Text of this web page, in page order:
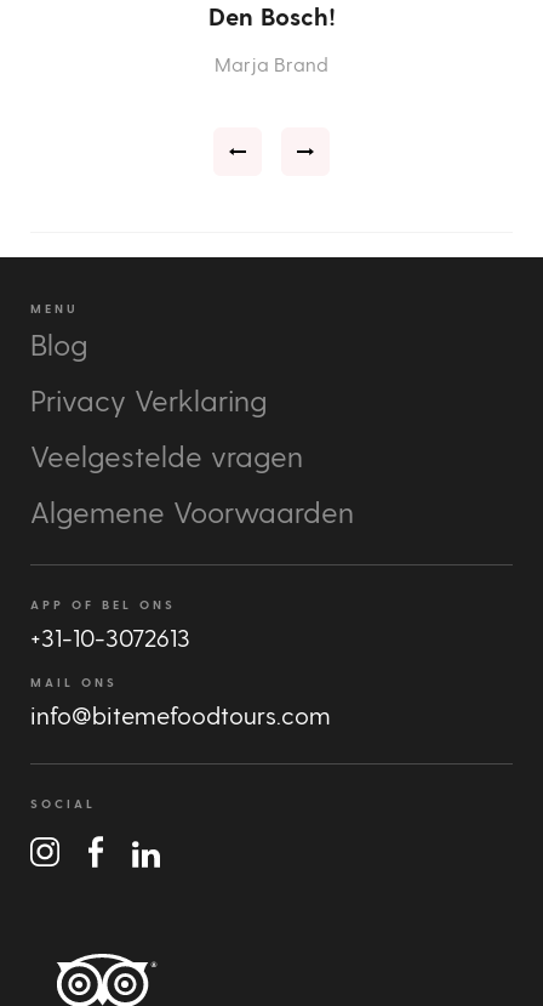
Den Bosch!
Marja Brand
MENU
Blog
Privacy Verklaring
Veelgestelde vragen
Algemene Voorwaarden
APP OF BEL ONS
+31-10-3072613
MAIL ONS
info@bitemefoodtours.com
SOCIAL